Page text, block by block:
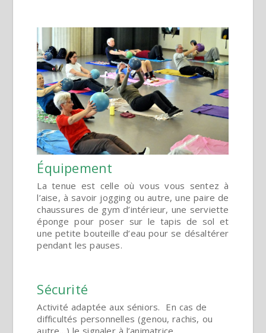
Équipement
La tenue est celle où vous vous sentez à
l’aise, à savoir jogging ou autre, une paire de
chaussures de gym d’intérieur, une serviette
éponge pour poser sur le tapis de sol et
une petite bouteille d’eau pour se désaltérer
pendant les pauses.
Sécurité
Activité adaptée aux séniors. En cas de
difficultés personnelles (genou, rachis, ou